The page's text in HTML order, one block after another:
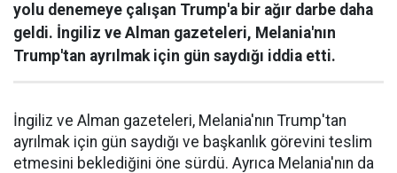
yolu denemeye çalışan Trump'a bir ağır darbe daha
geldi. İngiliz ve Alman gazeteleri, Melania'nın
Trump'tan ayrılmak için gün saydığı iddia etti.
İngiliz ve Alman gazeteleri, Melania'nın Trump'tan
ayrılmak için gün saydığı ve başkanlık görevini teslim
etmesini beklediğini öne sürdü. Ayrıca Melania'nın da